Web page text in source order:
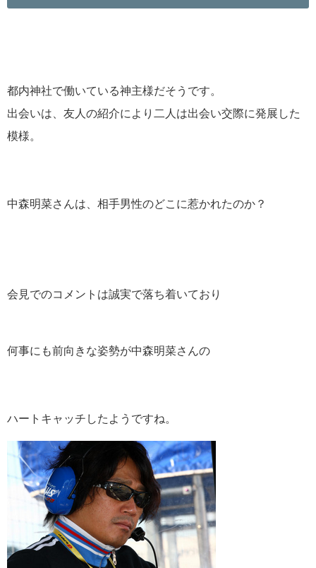
都内神社で働いている神主様だそうです。
出会いは、友人の紹介により二人は出会い交際に発展した
模様。
中森明菜さんは、相手男性のどこに惹かれたのか？
会見でのコメントは誠実で落ち着いており
何事にも前向きな姿勢が中森明菜さんの
ハートキャッチしたようですね。